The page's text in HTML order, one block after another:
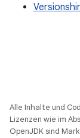
Alle Inhalte und
Lizenzen wie im
OpenJDK sind